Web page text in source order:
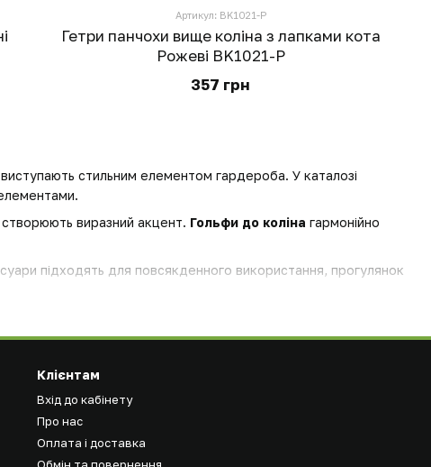
стильним елементом гардероба. У каталозі
виразний акцент. Гольфи до коліна гармонійно
підходять для повсякденного використання, прогулянок
Артикул: BK1021-P
Гетри панчохи вище коліна з лапками кота
Рожеві BK1021-P
357 грн
Клієнтам
Вхід до кабінету
Про нас
Оплата і доставка
Обмін та повернення